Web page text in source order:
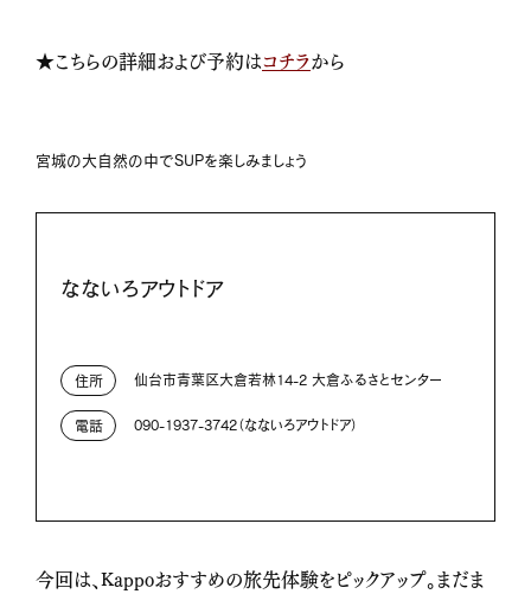
★こちらの詳細および予約はコチラから
宮城の大自然の中でSUPを楽しみましょう
なないろアウトドア
住所 仙台市青葉区大倉若林14-2 大倉ふるさとセンター
電話 090-1937-3742（なないろアウトドア）
今回は、Kappoおすすめの旅先体験をピックアップ。まだま